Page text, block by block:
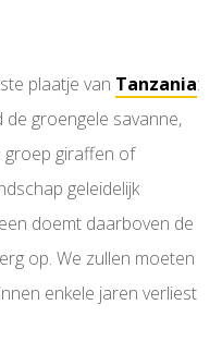
plaatje van Tanzania:
groengele savanne,
groep giraffen of
geleidelijk
doemt daarboven de
op. We zullen moeten
enkele jaren verliest